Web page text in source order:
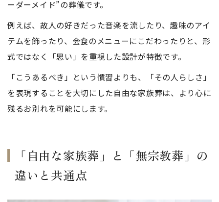
ーダーメイド”の葬儀です。
例えば、故人の好きだった音楽を流したり、趣味のアイ
テムを飾ったり、会食のメニューにこだわったりと、形
式ではなく「思い」を重視した設計が特徴です。
「こうあるべき」という慣習よりも、「その人らしさ」
を表現することを大切にした自由な家族葬は、より心に
残るお別れを可能にします。
「自由な家族葬」と「無宗教葬」の
違いと共通点